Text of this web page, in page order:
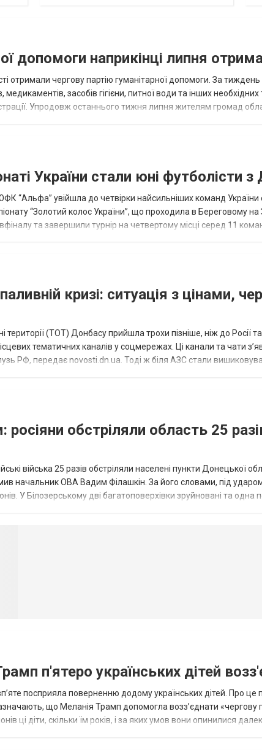
допомоги наприкінці липня
отримали чергову партію гуманітарної допомоги. За тиждень
засобів гігієни, питної води та інших
Упродовж останнього тижня липня жителям громад
України стали юні футболісти з
“Альфа” увійшла до четвірки найсильніших команд України
“Золотий колос України”, що проходила в Береговому
та завершили турнір на четвертому місці серед 11
кризі: ситуація з цінами,
території (ТОТ) Донбасу прийшла трохи пізніше, ніж до Росії
тематичних каналів у соцмережах. Ці канали та чати
РФ, передає novosti.dn.ua. Тоді ж біля АЗС стали
росіяни обстріляли область 25
війська 25 разів обстріляли населені пункти Донецької
начальник ОВА Вадим Філашкін. За його словами, під
У Білозерському дві багатоповерхівки зруйновані та
п'ятеро українських дітей
посприяла поверненню додому українських дітей. Про це
що Меланія Трамп допомогла возз’єднати «чергову
ці діти, скільки їм років, і за яких умов вони опинилися